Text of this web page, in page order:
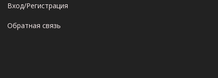
Вход/Регистрация
Обратная связь